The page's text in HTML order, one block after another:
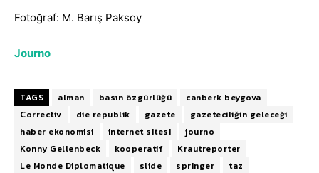
Fotoğraf: M. Barış Paksoy
Journo
TAGS alman basın özgürlüğü
canberk beygova
Correctiv
die republik gazete
gazeteciliğin geleceği
haber ekonomisi
internet sitesi
journo
Konny Gellenbeck
kooperatif
Krautreporter
Le Monde Diplomatique
slide springer taz